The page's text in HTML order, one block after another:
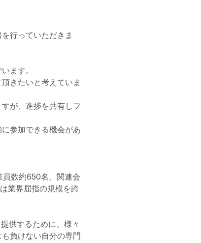
行っていただきま
ます。
きたいと考えていま
が、進捗を共有しフ
参加できる機会があ
数約650名、関連会
業界屈指の規模を誇
供するために、様々
負けない自分の専門